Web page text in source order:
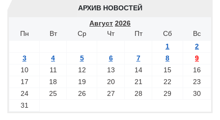
АРХИВ НОВОСТЕЙ
Август 2026
Пн
Вт Ср Чт Пт Сб
Вс
1
2
3
4 5 6 7 8
9
10
11 12 13 14 15
16
17
18 19 20 21 22
23
24
25 26 27 28 29
30
31